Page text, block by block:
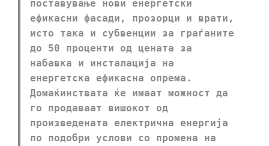
поставување нови енергетски
ефикасни фасади, прозорци и врати,
исто така и субвенции за граѓаните
до 50 проценти од цената за
набавка и инсталација на
енергетска ефикасна опрема.
Домаќинствата ќе имаат можност да
го продаваат вишокот од
произведената електрична енергија
по подобри услови со промена на